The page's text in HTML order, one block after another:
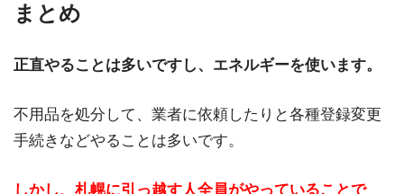
まとめ
正直やることは多いですし、エネルギーを使います。
不用品を処分して、業者に依頼したりと各種登録変更
手続きなどやることは多いです。
しかし、札幌に引っ越す人全員がやっていることで